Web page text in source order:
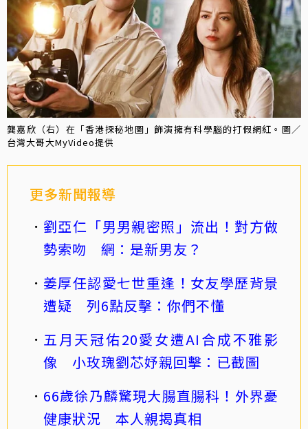
龔嘉欣（右）在「香港探秘地圖」飾演擁有科學腦的打假網紅。圖／
台灣大哥大MyVideo提供
更多新聞報導
劉亞仁「男男親密照」流出！對方做
勢索吻 網：是新男友？
姜厚任認愛七世重逢！女友學歷背景
遭疑 列6點反擊：你們不懂
五月天冠佑20愛女遭AI合成不雅影
像 小玫瑰劉芯妤親回擊：已截圖
66歲徐乃麟驚現大腸直腸科！外界憂
健康狀況 本人親揭真相